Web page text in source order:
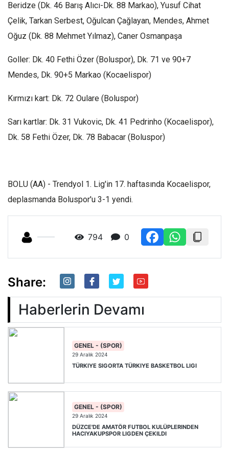
Beridze (Dk. 46 Barış Alıcı-Dk. 88 Markao), Yusuf Cihat
Çelik, Tarkan Serbest, Oğulcan Çağlayan, Mendes, Ahmet
Oğuz (Dk. 88 Mehmet Yılmaz), Caner Osmanpaşa
Goller: Dk. 40 Fethi Özer (Boluspor), Dk. 71 ve 90+7
Mendes, Dk. 90+5 Markao (Kocaelispor)
Kırmızı kart: Dk. 72 Oulare (Boluspor)
Sarı kartlar: Dk. 31 Vukovic, Dk. 41 Pedrinho (Kocaelispor),
Dk. 58 Fethi Özer, Dk. 78 Babacar (Boluspor)
BOLU (AA) - Trendyol 1. Lig'in 17. haftasında Kocaelispor,
deplasmanda Boluspor'u 3-1 yendi.
794 0
Share:
Haberlerin Devamı
GENEL - (SPOR)
29 Aralık 2024
TÜRKIYE SIGORTA TÜRKIYE BASKETBOL LIGI
GENEL - (SPOR)
29 Aralık 2024
DÜZCE'DE AMATÖR FUTBOL KULÜPLERINDEN
HACIYAKUPSPOR LIGDEN ÇEKILDI